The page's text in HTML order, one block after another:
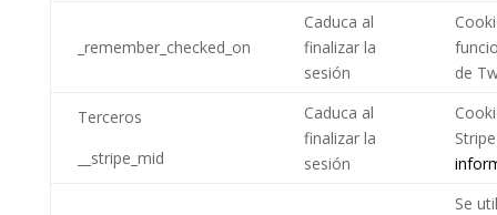
_remember_checked_on
Caduca al
finalizar la
sesión
de
Terceros
__stripe_mid
Caduca al
finalizar la
sesión
Se